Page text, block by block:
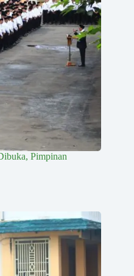
Pimpinan